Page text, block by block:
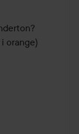
orange)